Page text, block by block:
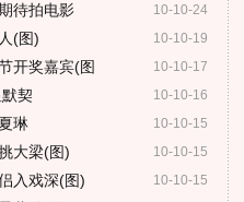
10-10-24
待拍电影
10-10-19
(图)
10-10-17
开奖嘉宾(图
10-10-16
契
10-10-15
琳
10-10-15
大梁(图)
10-10-15
入戏深(图)